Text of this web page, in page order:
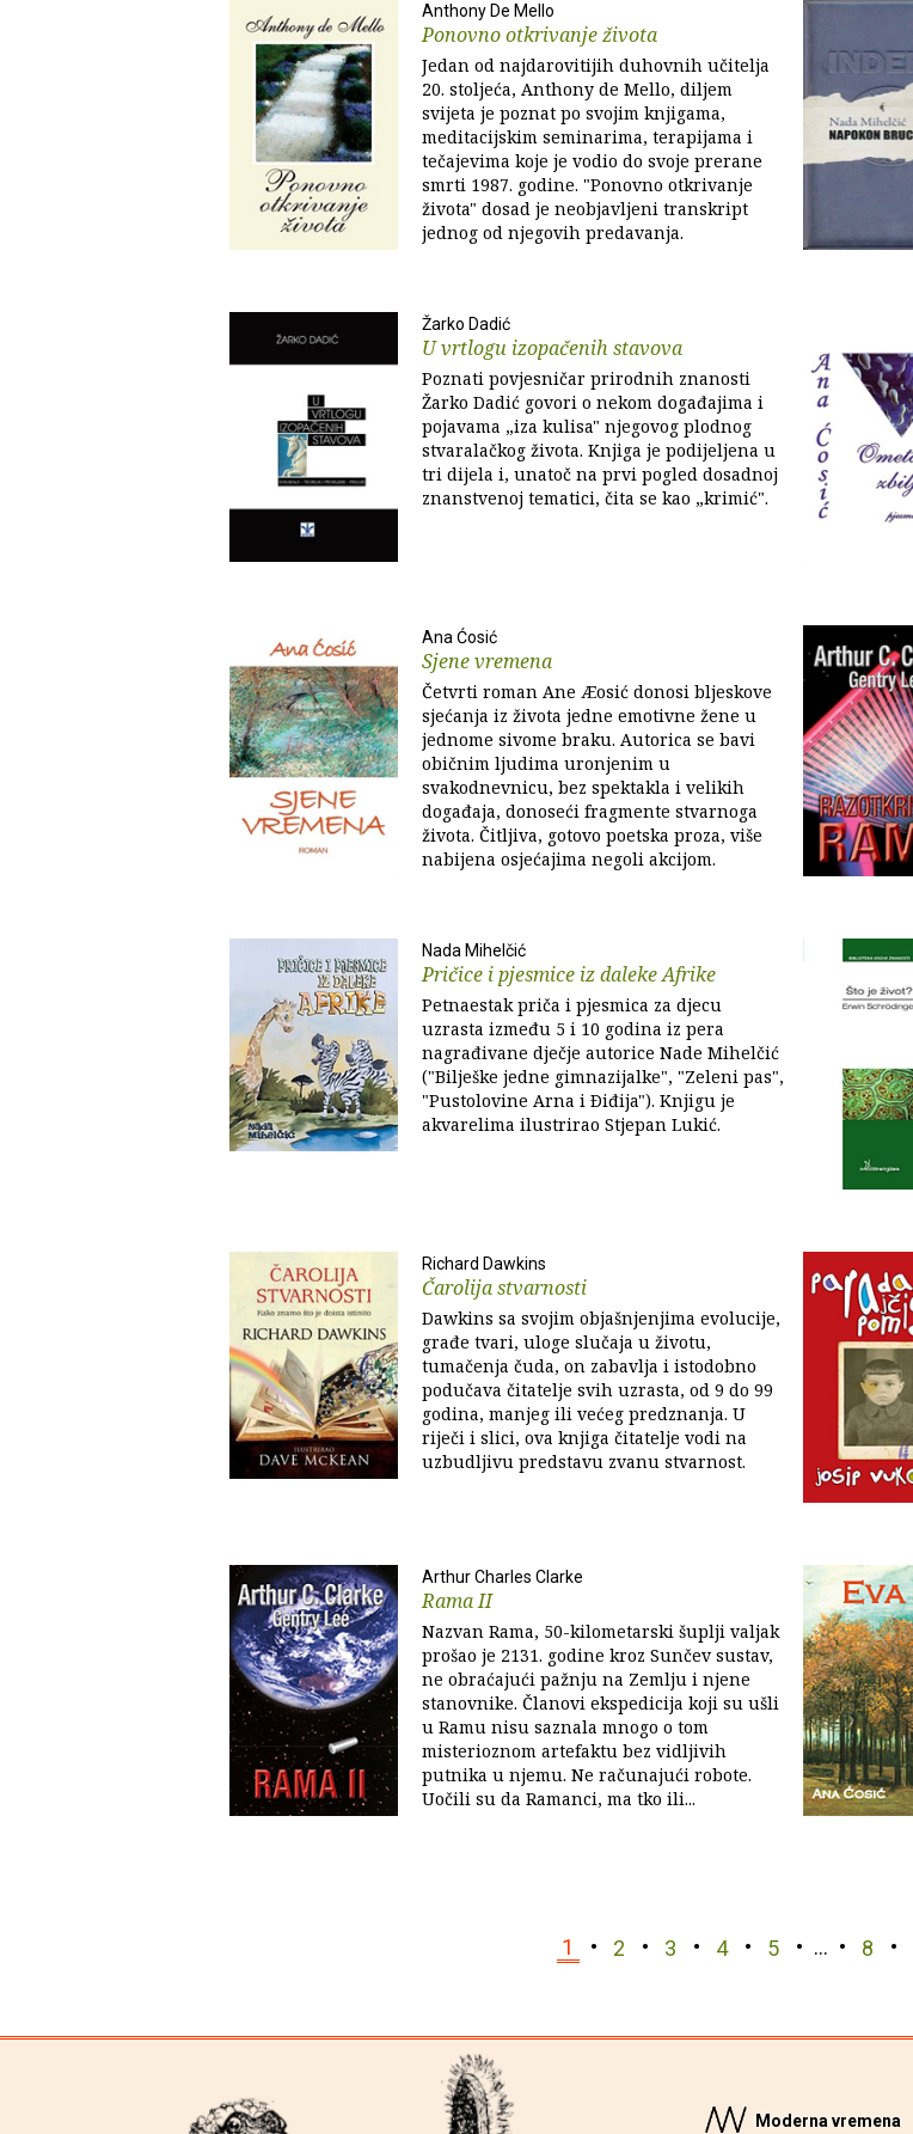
Anthony De Mello
Ponovno otkrivanje života
Jedan od najdarovitijih duhovnih učitelja
20. stoljeća, Anthony de Mello, diljem
svijeta je poznat po svojim knjigama,
meditacijskim seminarima, terapijama i
tečajevima koje je vodio do svoje prerane
smrti 1987. godine. "Ponovno otkrivanje
života" dosad je neobjavljeni transkript
jednog od njegovih predavanja.
Žarko Dadić
U vrtlogu izopačenih stavova
Poznati povjesničar prirodnih znanosti
Žarko Dadić govori o nekom događajima i
pojavama „iza kulisa" njegovog plodnog
stvaralačkog života. Knjiga je podijeljena u
tri dijela i, unatoč na prvi pogled dosadnoj
znanstvenoj tematici, čita se kao „krimić".
Ana Ćosić
Sjene vremena
Četvrti roman Ane Æosić donosi bljeskove
sjećanja iz života jedne emotivne žene u
jednome sivome braku. Autorica se bavi
običnim ljudima uronjenim u
svakodnevnicu, bez spektakla i velikih
događaja, donoseći fragmente stvarnoga
života. Čitljiva, gotovo poetska proza, više
nabijena osjećajima negoli akcijom.
Nada Mihelčić
Pričice i pjesmice iz daleke Afrike
Petnaestak priča i pjesmica za djecu
uzrasta između 5 i 10 godina iz pera
nagrađivane dječje autorice Nade Mihelčić
("Bilješke jedne gimnazijalke", "Zeleni pas",
"Pustolovine Arna i Ðiđija"). Knjigu je
akvarelima ilustrirao Stjepan Lukić.
Richard Dawkins
Čarolija stvarnosti
Dawkins sa svojim objašnjenjima evolucije,
građe tvari, uloge slučaja u životu,
tumačenja čuda, on zabavlja i istodobno
podučava čitatelje svih uzrasta, od 9 do 99
godina, manjeg ili većeg predznanja. U
riječi i slici, ova knjiga čitatelje vodi na
uzbudljivu predstavu zvanu stvarnost.
Arthur Charles Clarke
Rama II
Nazvan Rama, 50-kilometarski šuplji valjak
prošao je 2131. godine kroz Sunčev sustav,
ne obraćajući pažnju na Zemlju i njene
stanovnike. Članovi ekspedicija koji su ušli
u Ramu nisu saznala mnogo o tom
misterioznom artefaktu bez vidljivih
putnika u njemu. Ne računajući robote.
Uočili su da Ramanci, ma tko ili...
1 2 3 4 5 … 8
Moderna vremena